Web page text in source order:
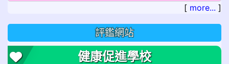
[ more... ]
評鑑網站
健康促進學校